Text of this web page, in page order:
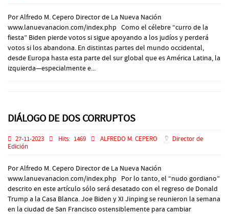
Por Alfredo M. Cepero Director de La Nueva Nación
www.lanuevanacion.com/index.php Como el célebre “curro de la
fiesta” Biden pierde votos si sigue apoyando a los judíos y perderá
votos si los abandona. En distintas partes del mundo occidental,
desde Europa hasta esta parte del sur global que es América Latina, la
izquierda—especialmente e...
DIÁLOGO DE DOS CORRUPTOS
27-11-2023 Hits: 1469 ALFREDO M. CEPERO
Director de
Edición
Por Alfredo M. Cepero Director de La Nueva Nación
www.lanuevanacion.com/index.php Por lo tanto, el “nudo gordiano”
descrito en este artículo sólo será desatado con el regreso de Donald
Trump a la Casa Blanca. Joe Biden y XI Jinping se reunieron la semana
en la ciudad de San Francisco ostensiblemente para cambiar